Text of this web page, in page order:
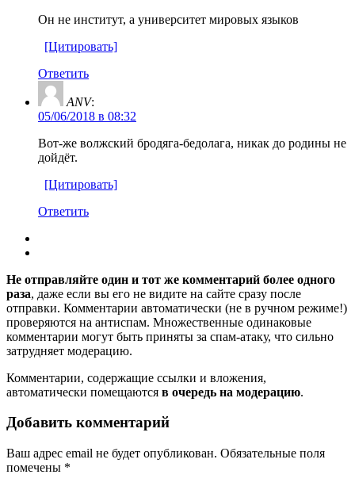
Он не институт, а университет мировых языков
[Цитировать]
Ответить
ANV:
05/06/2018 в 08:32
Вот-же волжский бродяга-бедолага, никак до родины не
дойдёт.
[Цитировать]
Ответить
Не отправляйте один и тот же комментарий более одного
раза, даже если вы его не видите на сайте сразу после
отправки. Комментарии автоматически (не в ручном режиме!)
проверяются на антиспам. Множественные одинаковые
комментарии могут быть приняты за спам-атаку, что сильно
затрудняет модерацию.
Комментарии, содержащие ссылки и вложения,
автоматически помещаются в очередь на модерацию.
Добавить комментарий
Ваш адрес email не будет опубликован. Обязательные поля
помечены *